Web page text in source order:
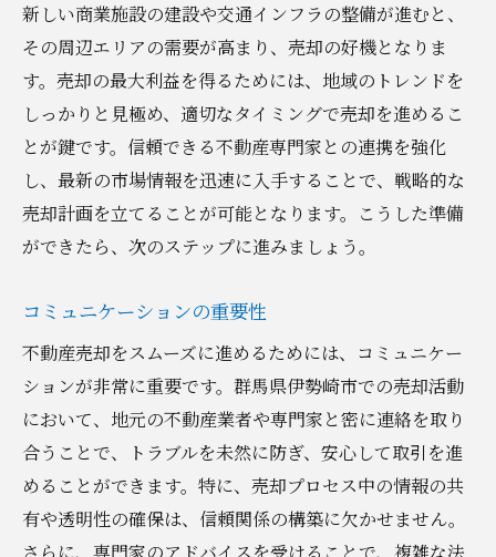
価格交渉を成功させるコツ
売却を急がないための考え方
法的トラブルを避けるための準備
プロが教える群馬県伊勢崎市での不動産売却成
功の秘訣
プロが推奨する売却戦略
地域密着型のサービスがもたらす利点
実績から学ぶ成功事例
売却後の生活設計の立て方
専門家に相談するタイミング
新しい商業施設の建設や交通インフラの整備が進むと、
その周辺エリアの需要が高まり、売却の好機となりま
す。売却の最大利益を得るためには、地域のトレンドを
しっかりと見極め、適切なタイミングで売却を進めるこ
とが鍵です。信頼できる不動産専門家との連携を強化
し、最新の市場情報を迅速に入手することで、戦略的な
売却計画を立てることが可能となります。こうした準備
ができたら、次のステップに進みましょう。
コミュニケーションの重要性
不動産売却をスムーズに進めるためには、コミュニケー
ションが非常に重要です。群馬県伊勢崎市での売却活動
において、地元の不動産業者や専門家と密に連絡を取り
合うことで、トラブルを未然に防ぎ、安心して取引を進
めることができます。特に、売却プロセス中の情報の共
有や透明性の確保は、信頼関係の構築に欠かせません。
さらに、専門家のアドバイスを受けることで、複雑な法